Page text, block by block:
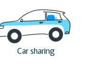
Car sharing